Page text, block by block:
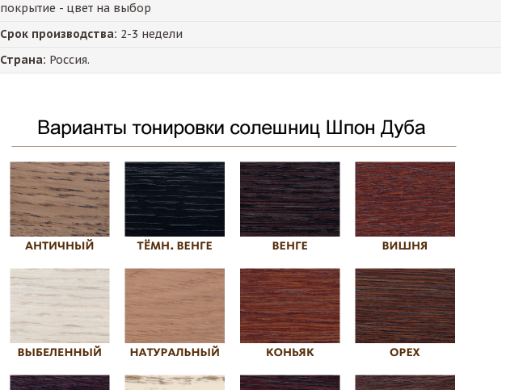
покрытие - цвет на выбор
Срок производства: 2-3 недели
Страна: Россия.